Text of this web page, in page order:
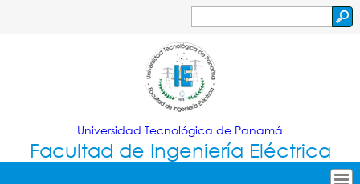
Jump to navigation
de
búsqueda
Universidad Tecnológica de Panamá
Facultad de Ingeniería Eléctrica